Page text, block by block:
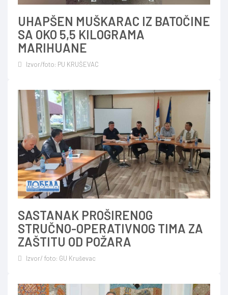
UHAPŠEN MUŠKARAC IZ BATOČINE
SA OKO 5,5 KILOGRAMA
MARIHUANE
Izvor/foto: PU KRUŠEVAC
SASTANAK PROŠIRENOG
STRUČNO-OPERATIVNOG TIMA ZA
ZAŠTITU OD POŽARA
Izvor/ foto: GU Kruševac